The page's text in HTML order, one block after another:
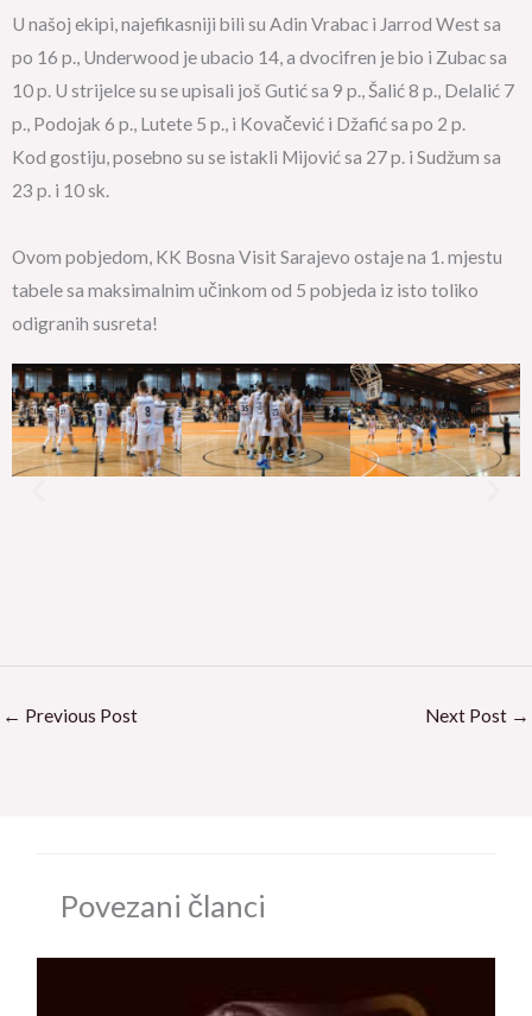
U našoj ekipi, najefikasniji bili su Adin Vrabac i Jarrod West sa
po 16 p., Underwood je ubacio 14, a dvocifren je bio i Zubac sa
10 p. U strijelce su se upisali još Gutić sa 9 p., Šalić 8 p., Delalić 7
p., Podojak 6 p., Lutete 5 p., i Kovačević i Džafić sa po 2 p.
Kod gostiju, posebno su se istakli Mijović sa 27 p. i Sudžum sa
23 p. i 10 sk.
Ovom pobjedom, KK Bosna Visit Sarajevo ostaje na 1. mjestu
tabele sa maksimalnim učinkom od 5 pobjeda iz isto toliko
odigranih susreta!
← Previous Post Next Post →
Povezani članci